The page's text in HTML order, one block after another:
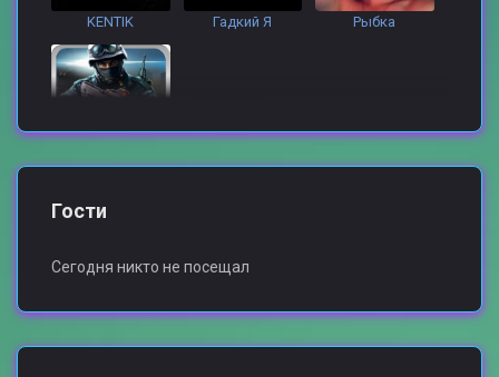
KENTIK Гадкий Я Рыбка
Гости
Сегодня никто не посещал